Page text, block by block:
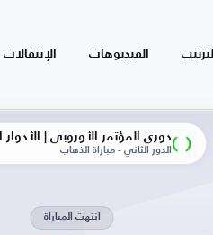
الترتيب الفيديوهات الإنتقالات
دوري المؤتمر الأوروبي | الأدوار
الدور الثاني - مباراة الذهاب
انتهت المباراة